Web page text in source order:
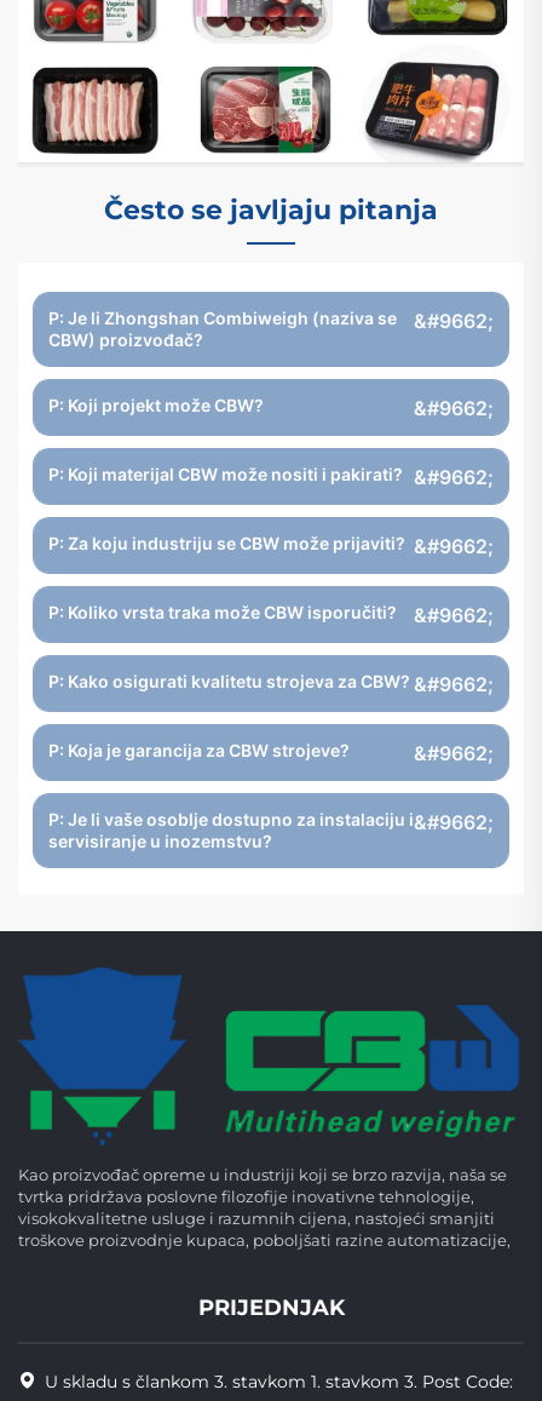
Često se javljaju pitanja
P: Je li Zhongshan Combiweigh (naziva se
CBW) proizvođač?
P: Koji projekt može CBW?
P: Koji materijal CBW može nositi i pakirati?
P: Za koju industriju se CBW može prijaviti?
P: Koliko vrsta traka može CBW isporučiti?
P: Kako osigurati kvalitetu strojeva za CBW?
P: Koja je garancija za CBW strojeve?
P: Je li vaše osoblje dostupno za instalaciju i
servisiranje u inozemstvu?
Kao proizvođač opreme u industriji koji se brzo razvija, naša se
tvrtka pridržava poslovne filozofije inovativne tehnologije,
visokokvalitetne usluge i razumnih cijena, nastojeći smanjiti
troškove proizvodnje kupaca, poboljšati razine automatizacije,
PRIJEDNJAK
U skladu s člankom 3. stavkom 1. stavkom 3. Post Code: